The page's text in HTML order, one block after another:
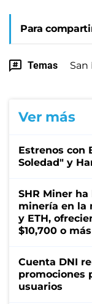
Para
Temas San
Ver más
Estrenos con
Soledad" y
SHR Miner
minería en la
y ETH,
$10,700 o más
Cuenta DNI
promociones
usuarios